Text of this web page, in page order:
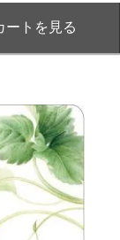
ートを見る